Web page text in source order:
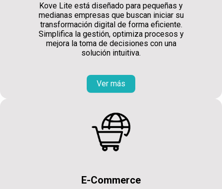
Kove Lite está diseñado para pequeñas y
medianas empresas que buscan iniciar su
transformación digital de forma eficiente.
Simplifica la gestión, optimiza procesos y
mejora la toma de decisiones con una
solución intuitiva.
Ver más
E-Commerce